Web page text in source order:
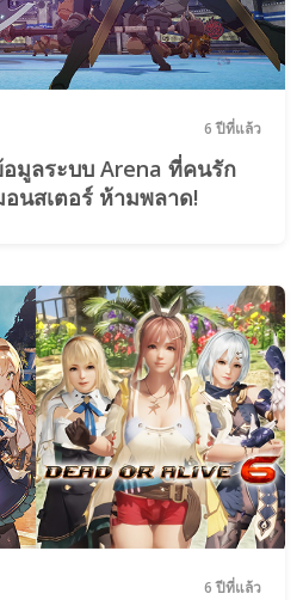
6 ปีที่แล้ว
มูลระบบ Arena ที่คนรัก
นสเตอร์ ห้ามพลาด!
6 ปีที่แล้ว